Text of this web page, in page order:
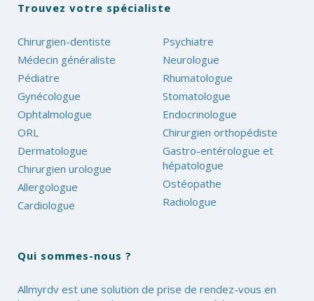
Trouvez votre spécialiste
Chirurgien-dentiste
Médecin généraliste
Pédiatre
Gynécologue
Ophtalmologue
ORL
Dermatologue
Chirurgien urologue
Allergologue
Cardiologue
Psychiatre
Neurologue
Rhumatologue
Stomatologue
Endocrinologue
Chirurgien orthopédiste
Gastro-entérologue et
hépatologue
Ostéopathe
Radiologue
Qui sommes-nous ?
Allmyrdv est une solution de prise de rendez-vous en